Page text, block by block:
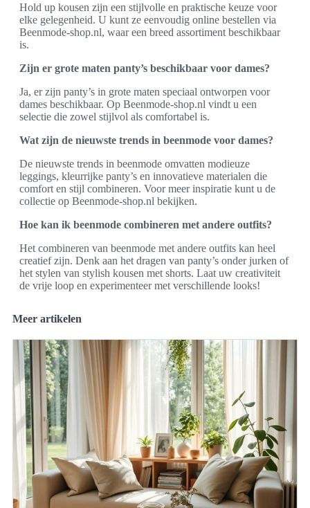
Hold up kousen zijn een stijlvolle en praktische keuze voor
elke gelegenheid. U kunt ze eenvoudig online bestellen via
Beenmode-shop.nl, waar een breed assortiment beschikbaar
is.
Zijn er grote maten panty’s beschikbaar voor dames?
Ja, er zijn panty’s in grote maten speciaal ontworpen voor
dames beschikbaar. Op Beenmode-shop.nl vindt u een
selectie die zowel stijlvol als comfortabel is.
Wat zijn de nieuwste trends in beenmode voor dames?
De nieuwste trends in beenmode omvatten modieuze
leggings, kleurrijke panty’s en innovatieve materialen die
comfort en stijl combineren. Voor meer inspiratie kunt u de
collectie op Beenmode-shop.nl bekijken.
Hoe kan ik beenmode combineren met andere outfits?
Het combineren van beenmode met andere outfits kan heel
creatief zijn. Denk aan het dragen van panty’s onder jurken of
het stylen van stylish kousen met shorts. Laat uw creativiteit
de vrije loop en experimenteer met verschillende looks!
Meer artikelen